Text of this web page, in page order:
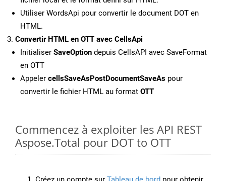
Utiliser WordsApi pour convertir le document DOT en
HTML.
Convertir HTML en OTT avec CellsApi
Initialiser SaveOption depuis CellsAPI avec SaveFormat
en OTT
Appeler cellsSaveAsPostDocumentSaveAs pour
convertir le fichier HTML au format OTT
Commencez à exploiter les API REST
Aspose.Total pour DOT to OTT